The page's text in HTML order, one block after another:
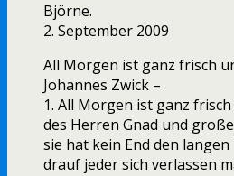
Björne.
2. September 2009
All Morgen ist ganz frisch
Johannes Zwick –
1. All Morgen ist ganz
des Herren Gnad und
sie hat kein End den langen
drauf jeder sich verlassen